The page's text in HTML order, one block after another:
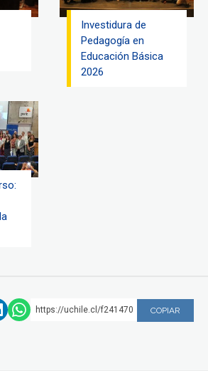
Investidura de
Pedagogía en
Educación Básica
2026
https://uchile.cl/f241470 COPIAR